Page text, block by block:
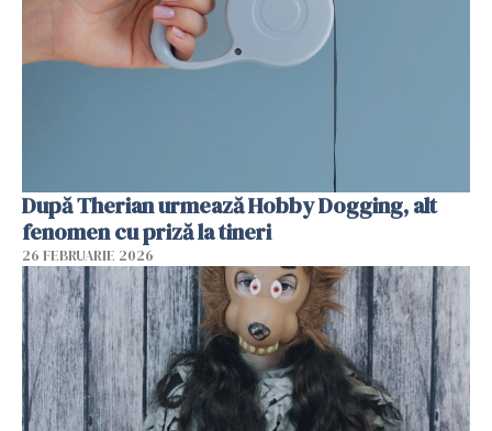
După Therian urmează Hobby Dogging, alt
fenomen cu priză la tineri
26 FEBRUARIE 2026